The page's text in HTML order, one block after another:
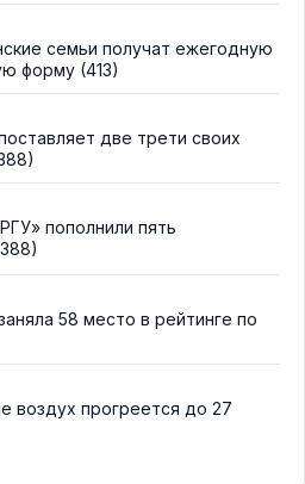
семьи получат ежегодную
форму (413)
две трети своих
пополнили пять
58 место в рейтинге по
воздух прогреется до 27